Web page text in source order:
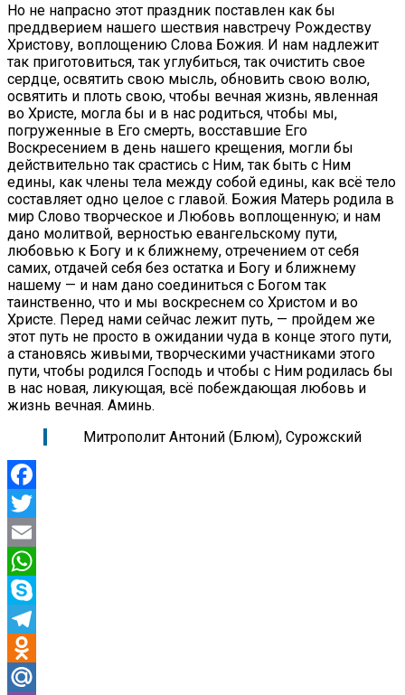
Но не напрасно этот праздник поставлен как бы
преддверием нашего шествия навстречу Рождеству
Христову, воплощению Слова Божия. И нам надлежит
так приготовиться, так углубиться, так очистить свое
сердце, освятить свою мысль, обновить свою волю,
освятить и плоть свою, чтобы вечная жизнь, явленная
во Христе, могла бы и в нас родиться, чтобы мы,
погруженные в Его смерть, восставшие Его
Воскресением в день нашего крещения, могли бы
действительно так срастись с Ним, так быть с Ним
едины, как члены тела между собой едины, как всё тело
составляет одно целое с главой. Божия Матерь родила в
мир Слово творческое и Любовь воплощенную; и нам
дано молитвой, верностью евангельскому пути,
любовью к Богу и к ближнему, отречением от себя
самих, отдачей себя без остатка и Богу и ближнему
нашему — и нам дано соединиться с Богом так
таинственно, что и мы воскреснем со Христом и во
Христе. Перед нами сейчас лежит путь, — пройдем же
этот путь не просто в ожидании чуда в конце этого пути,
а становясь живыми, творческими участниками этого
пути, чтобы родился Господь и чтобы с Ним родилась бы
в нас новая, ликующая, всё побеждающая любовь и
жизнь вечная. Аминь.
Митрополит Антоний (Блюм), Сурожский
Facebook
Twitter
Email
WhatsApp
Skype
Telegram
Odnoklassniki